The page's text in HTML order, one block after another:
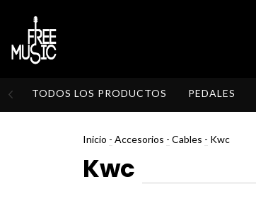
TODOS LOS PRODUCTOS PEDALES
Inicio - Accesorios - Cables - Kwc
Kwc